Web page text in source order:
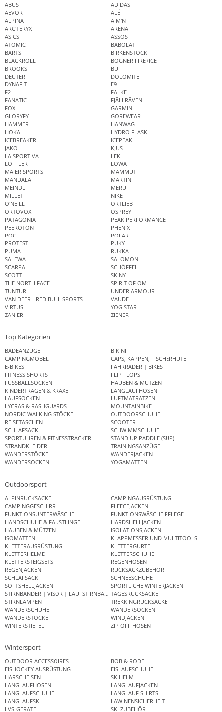
ABUS
ADIDAS
AEVOR
ALÉ
ALPINA
AIM'N
ARC'TERYX
ARENA
ASICS
ASSOS
ATOMIC
BABOLAT
BARTS
BIRKENSTOCK
BLACKROLL
BOGNER FIRE+ICE
BROOKS
BUFF
DEUTER
DOLOMITE
DYNAFIT
E9
F2
FALKE
FANATIC
FJÄLLRÄVEN
FOX
GARMIN
GLORYFY
GOREWEAR
HAMMER
HANWAG
HOKA
HYDRO FLASK
ICEBREAKER
ICEPEAK
JAKO
KJUS
LA SPORTIVA
LEKI
LÖFFLER
LOWA
MAIER SPORTS
MAMMUT
MANDALA
MARTINI
MEINDL
MERU
MILLET
NIKE
O'NEILL
ORTLIEB
ORTOVOX
OSPREY
PATAGONIA
PEAK PERFORMANCE
PEEROTON
PHENIX
POC
POLAR
PROTEST
PUKY
PUMA
RUKKA
SALEWA
SALOMON
SCARPA
SCHÖFFEL
SCOTT
SKINY
THE NORTH FACE
SPIRIT OF OM
TUNTURI
UNDER ARMOUR
VAN DEER - RED BULL SPORTS
VAUDE
VIRTUS
YOGISTAR
ZANIER
ZIENER
Top Kategorien
BADEANZÜGE
BIKINI
CAMPINGMÖBEL
CAPS, KAPPEN, FISCHERHÜTE
E-BIKES
FAHRRÄDER | BIKES
FITNESS SHORTS
FLIP FLOPS
FUSSBALLSOCKEN
HAUBEN & MÜTZEN
KINDERTRAGEN & KRAXE
LANGLAUFHOSEN
LAUFSOCKEN
LUFTMATRATZEN
LYCRAS & RASHGUARDS
MOUNTAINBIKE
NORDIC WALKING STÖCKE
OUTDOORSCHUHE
REISETASCHEN
SCOOTER
SCHLAFSACK
SCHWIMMSCHUHE
SPORTUHREN & FITNESSTRACKER
STAND UP PADDLE (SUP)
STRANDKLEIDER
TRAININGSANZÜGE
WANDERSTÖCKE
WANDERJACKEN
WANDERSOCKEN
YOGAMATTEN
Outdoorsport
ALPINRUCKSÄCKE
CAMPINGAUSRÜSTUNG
CAMPINGGESCHIRR
FLEECEJACKEN
FUNKTIONSUNTERWÄSCHE
FUNKTIONSWÄSCHE PFLEGE
HANDSCHUHE & FÄUSTLINGE
HARDSHELLJACKEN
HAUBEN & MÜTZEN
ISOLATIONSJACKEN
ISOMATTEN
KLAPPMESSER UND MULTITOOLS
KLETTERAUSRÜSTUNG
KLETTERGURTE
KLETTERHELME
KLETTERSCHUHE
KLETTERSTEIGSETS
REGENHOSEN
REGENJACKEN
RUCKSACKZUBEHÖR
SCHLAFSACK
SCHNEESCHUHE
SOFTSHELLJACKEN
SPORTLICHE WINTERJACKEN
STIRNBÄNDER | VISOR | LAUFSTIRNBANDTAGESRUCKSÄCKE
STIRNLAMPEN
TREKKINGRUCKSÄCKE
WANDERSCHUHE
WANDERSOCKEN
WANDERSTÖCKE
WINDJACKEN
WINTERSTIEFEL
ZIP OFF HOSEN
Wintersport
OUTDOOR ACCESSOIRES
BOB & RODEL
EISHOCKEY AUSRÜSTUNG
EISLAUFSCHUHE
HARSCHEISEN
SKIHELM
LANGLAUFHOSEN
LANGLAUFJACKEN
LANGLAUFSCHUHE
LANGLAUF SHIRTS
LANGLAUFSKI
LAWINENSICHERHEIT
LVS-GERÄTE
SKI ZUBEHÖR